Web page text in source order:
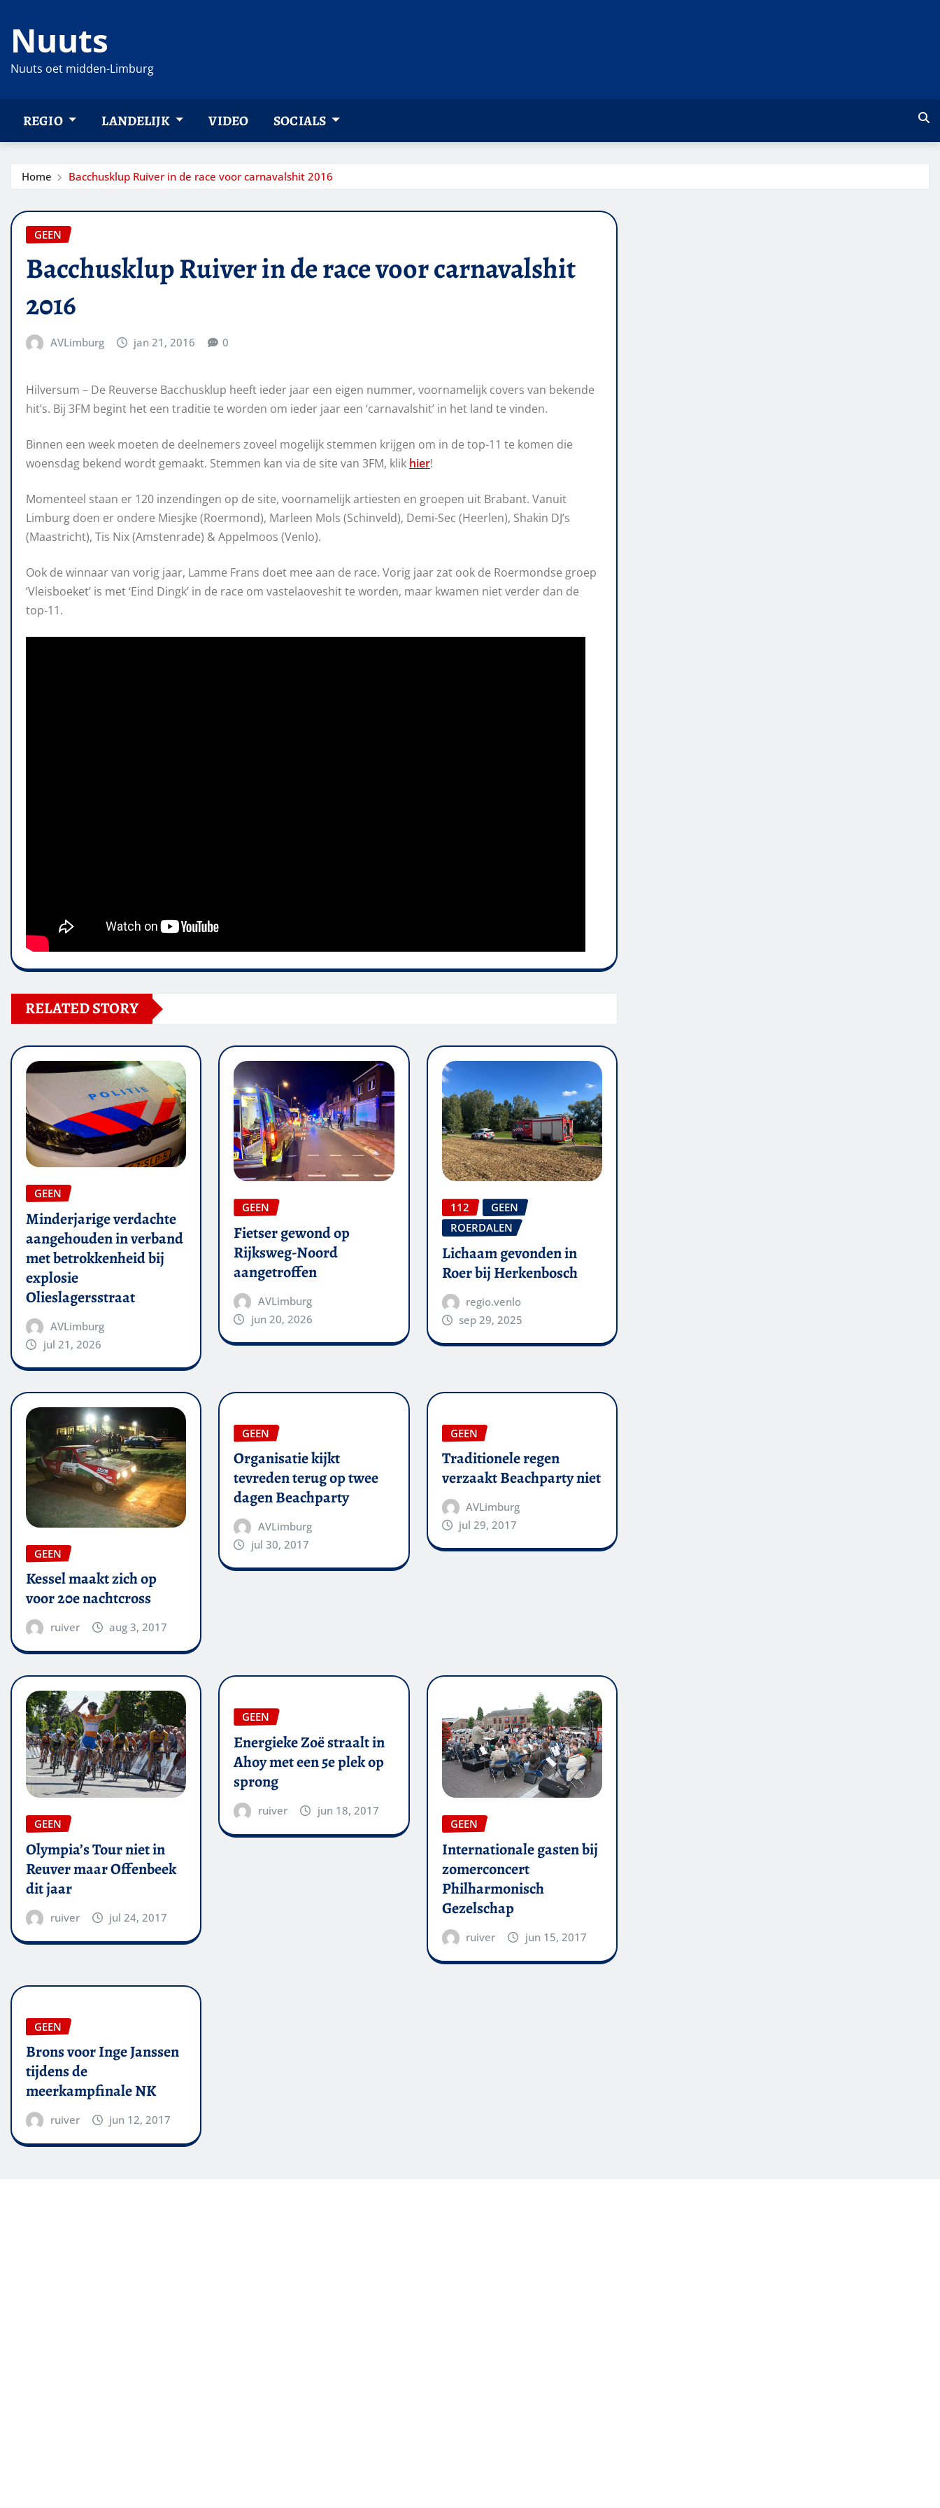
naar
inhoud
Nuuts
Nuuts oet midden-Limburg
REGIO LANDELIJK VIDEO SOCIALS
Home Bacchusklup Ruiver in de race voor carnavalshit 2016
GEEN
Bacchusklup Ruiver in de race voor carnavalshit
2016
AVLimburg jan 21, 2016 0
Hilversum – De Reuverse Bacchusklup heeft ieder jaar een eigen nummer, voornamelijk covers van bekende
hit’s. Bij 3FM begint het een traditie te worden om ieder jaar een ‘carnavalshit’ in het land te vinden.
Binnen een week moeten de deelnemers zoveel mogelijk stemmen krijgen om in de top-11 te komen die
woensdag bekend wordt gemaakt. Stemmen kan via de site van 3FM, klik hier!
Momenteel staan er 120 inzendingen op de site, voornamelijk artiesten en groepen uit Brabant. Vanuit
Limburg doen er ondere Miesjke (Roermond), Marleen Mols (Schinveld), Demi-Sec (Heerlen), Shakin DJ’s
(Maastricht), Tis Nix (Amstenrade) & Appelmoos (Venlo).
Ook de winnaar van vorig jaar, Lamme Frans doet mee aan de race. Vorig jaar zat ook de Roermondse groep
‘Vleisboeket’ is met ‘Eind Dingk’ in de race om vastelaoveshit te worden, maar kwamen niet verder dan de
top-11.
RELATED STORY
GEEN
Minderjarige verdachte
aangehouden in verband
met betrokkenheid bij
explosie
Olieslagersstraat
AVLimburg
jul 21, 2026
GEEN
Fietser gewond op
Rijksweg-Noord
aangetroffen
AVLimburg
jun 20, 2026
112
GEEN
ROERDALEN
Lichaam gevonden in
Roer bij Herkenbosch
regio.venlo
sep 29, 2025
GEEN
Kessel maakt zich op
voor 20e nachtcross
ruiver aug 3, 2017
GEEN
Organisatie kijkt
tevreden terug op twee
dagen Beachparty
AVLimburg
jul 30, 2017
GEEN
Traditionele regen
verzaakt Beachparty niet
AVLimburg
jul 29, 2017
GEEN
Olympia’s Tour niet in
Reuver maar Offenbeek
dit jaar
ruiver jul 24, 2017
GEEN
Energieke Zoë straalt in
Ahoy met een 5e plek op
sprong
ruiver
jun 18, 2017
GEEN
Internationale gasten bij
zomerconcert
Philharmonisch
Gezelschap
ruiver jun 15, 2017
GEEN
Brons voor Inge Janssen
tijdens de
meerkampfinale NK
ruiver jun 12, 2017